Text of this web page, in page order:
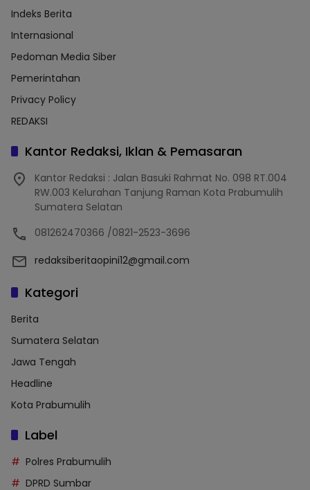
Indeks Berita
Internasional
Pedoman Media Siber
Pemerintahan
Privacy Policy
REDAKSI
Kantor Redaksi, Iklan & Pemasaran
Kantor Redaksi : Jalan Basuki Rahmat No. 098 RT.004
RW.003 Kelurahan Tanjung Raman Kota Prabumulih
Sumatera Selatan
081262470366 /0821-2523-3696
redaksiberitaopini12@gmail.com
Kategori
Berita
Sumatera Selatan
Jawa Tengah
Headline
Kota Prabumulih
Label
Polres Prabumulih
DPRD Sumbar